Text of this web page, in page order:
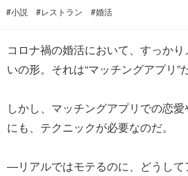
#小説 #レストラン #婚活
コロナ禍の婚活において、すっか
いの形。それは“マッチングアプリ”だ
しかし、マッチングアプリでの恋
にも、テクニックが必要なのだ。
―リアルではモテるのに、どうして